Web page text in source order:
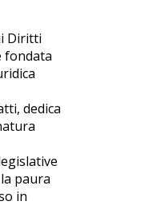
Diritti
fondata
dedica
paura
in